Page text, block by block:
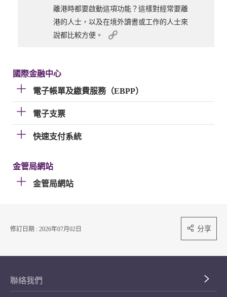
離港時都要啟動這項功能？這樣對經常要離
港的人士，以及在境外讀書或工作的人士來
說都比較方便。
國際金融中心
電子帳單及繳費服務（EBPP）
電子支票
快速支付系統
金管局網站
金管局網站
修訂日期 : 2026年07月02日 分享
聯絡我們